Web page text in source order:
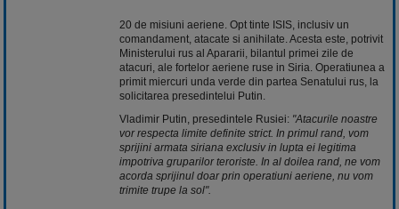
20 de misiuni aeriene. Opt tinte ISIS, inclusiv un
comandament, atacate si anihilate. Acesta este, potrivit
Ministerului rus al Apararii, bilantul primei zile de
atacuri, ale fortelor aeriene ruse in Siria. Operatiunea a
primit miercuri unda verde din partea Senatului rus, la
solicitarea presedintelui Putin.
Vladimir Putin, presedintele Rusiei: "Atacurile noastre
vor respecta limite definite strict. In primul rand, vom
sprijini armata siriana exclusiv in lupta ei legitima
impotriva gruparilor teroriste. In al doilea rand, ne vom
acorda sprijinul doar prin operatiuni aeriene, nu vom
trimite trupe la sol".